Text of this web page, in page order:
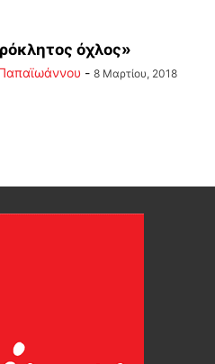
όχλος»
- 8 Μαρτίου, 2018